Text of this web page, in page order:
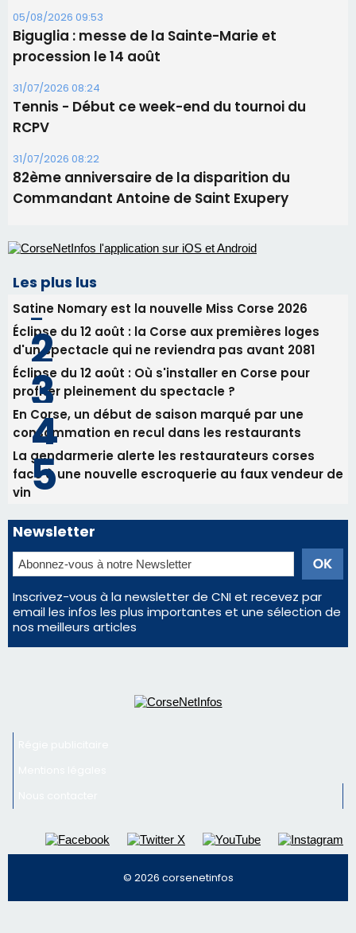
31/07/2026 08:22
82ème anniversaire de la disparition du
Commandant Antoine de Saint Exupery
Les plus lus
Satine Nomary est la nouvelle Miss Corse 2026
Éclipse du 12 août : la Corse aux premières loges
d'un spectacle qui ne reviendra pas avant 2081
profiter pleinement du spectacle ?
consommation en recul dans les restaurants
La gendarmerie alerte les restaurateurs corses
face à une nouvelle escroquerie au faux vendeur de
vin
Newsletter
Inscrivez-vous à la newsletter de CNI et recevez par
email les infos les plus importantes et une sélection de
nos meilleurs articles
Régie publicitaire
Mentions légales
Nous contacter